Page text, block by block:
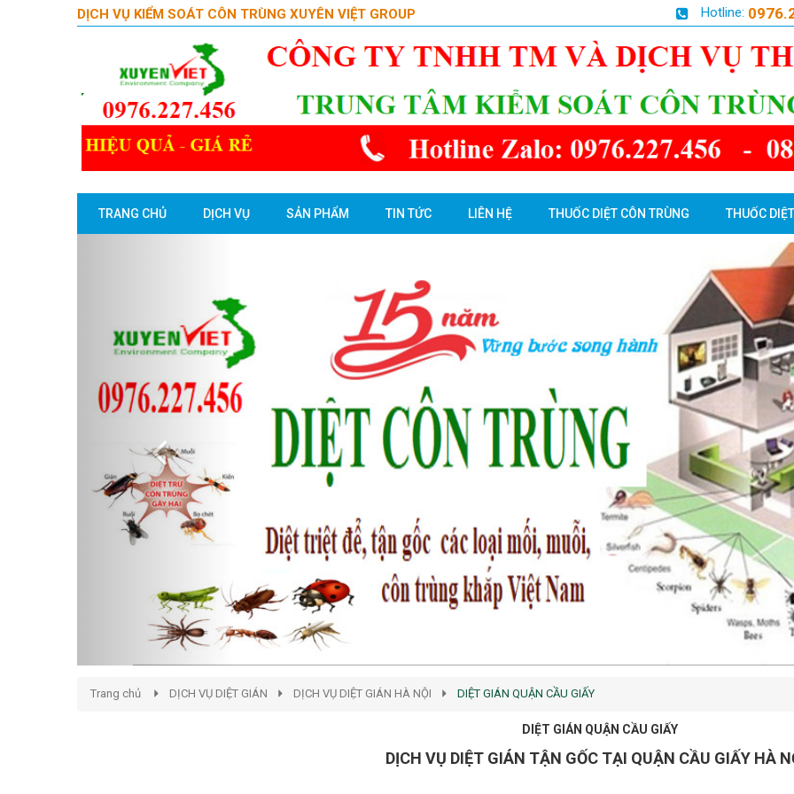
DỊCH VỤ KIỂM SOÁT CÔN TRÙNG XUYÊN VIỆT GROUP Hotline:
TRANG CHỦ DỊCH VỤ SẢN PHẨM TIN TỨC LIÊN HỆ THUỐC DIỆT CÔN TRÙNG THUỐC
Trang chủ DỊCH VỤ DIỆT GIÁN DỊCH VỤ DIỆT GIÁN HÀ NỘI DIỆT GIÁN QUẬN CẦU GIẤY
DIỆT GIÁN QUẬN CẦU GIẤY
DỊCH VỤ DIỆT GIÁN TẬN GỐC TẠI QUẬN CẦU GIẤY HÀ